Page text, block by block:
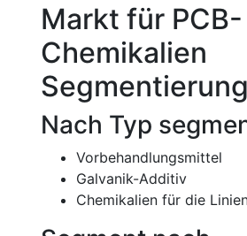
Markt für PCB-
Chemikalien
Nach Typ
Vorbehandlungsmittel
Galvanik-Additiv
Chemikalien für die